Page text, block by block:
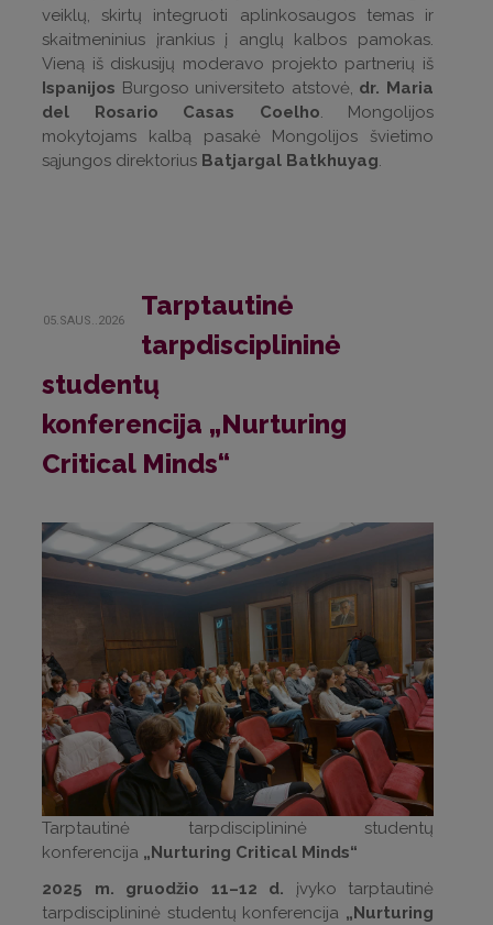
veiklų, skirtų integruoti aplinkosaugos temas ir
skaitmeninius įrankius į anglų kalbos pamokas.
Vieną iš diskusijų moderavo projekto partnerių iš
Ispanijos Burgoso universiteto atstovė, dr. Maria
del Rosario Casas Coelho. Mongolijos
mokytojams kalbą pasakė Mongolijos švietimo
sąjungos direktorius Batjargal Batkhuyag.
05.SAUS..2026
Tarptautinė
tarpdisciplininė
studentų
konferencija „Nurturing
Critical Minds“
Tarptautinė tarpdisciplininė studentų
konferencija „Nurturing Critical Minds“
2025 m. gruodžio 11–12 d. įvyko tarptautinė
tarpdisciplininė studentų konferencija „Nurturing